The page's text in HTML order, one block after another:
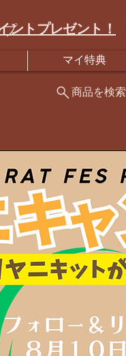
プ
ントプレゼント！
商品を検索
マイ特典